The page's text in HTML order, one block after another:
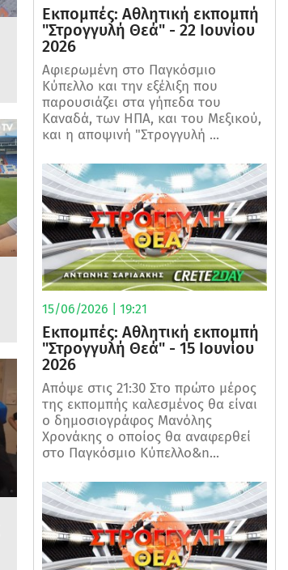
Εκπομπές: Αθλητική εκπομπή
"Στρογγυλή Θεά" - 22 Ιουνίου
2026
Αφιερωμένη στο Παγκόσμιο
Κύπελλο και την εξέλιξη που
παρουσιάζει στα γήπεδα του
Καναδά, των ΗΠΑ, και του Μεξικού,
και η αποψινή "Στρογγυλή ...
15/06/2026 | 19:21
Εκπομπές: Αθλητική εκπομπή
"Στρογγυλή Θεά" - 15 Ιουνίου
2026
Απόψε στις 21:30 Στο πρώτο μέρος
της εκπομπής καλεσμένος θα είναι
ο δημοσιογράφος Μανόλης
Χρονάκης ο οποίος θα αναφερθεί
στο Παγκόσμιο Κύπελλο&n...